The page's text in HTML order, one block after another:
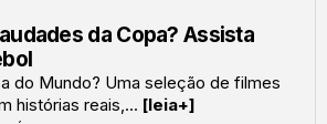
da Copa? Assista
do Mundo? Uma seleção de filmes
histórias reais,... [leia+]